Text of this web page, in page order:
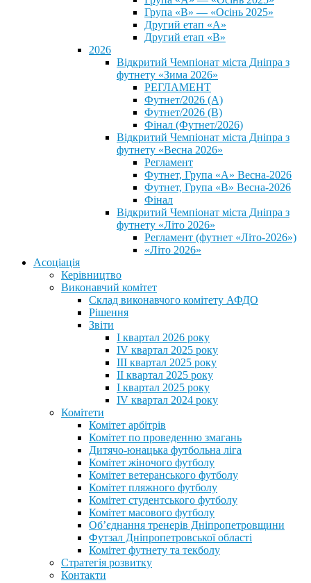
Група «В» — «Осінь 2025»
Другий етап «А»
Другий етап «В»
2026
Відкритий Чемпіонат міста Дніпра з
футнету «Зима 2026»
РЕГЛАМЕНТ
Футнет/2026 (А)
Футнет/2026 (В)
Фінал (Футнет/2026)
Відкритий Чемпіонат міста Дніпра з
футнету «Весна 2026»
Регламент
Футнет, Група «А» Весна-2026
Футнет, Група «В» Весна-2026
Фінал
Відкритий Чемпіонат міста Дніпра з
футнету «Літо 2026»
Регламент (футнет «Літо-2026»)
«Літо 2026»
Асоціація
Керівництво
Виконавчий комітет
Склад виконавчого комітету АФДО
Рішення
Звіти
I квартал 2026 року
IV квартал 2025 року
III квартал 2025 року
II квартал 2025 року
I квартал 2025 року
IV квартал 2024 року
Комітети
Комітет арбітрів
Комітет по проведенню змагань
Дитячо-юнацька футбольна ліга
Комітет жіночого футболу
Комітет ветеранського футболу
Комітет пляжного футболу
Комітет студентського футболу
Комітет масового футболу
Обʼєднання тренерів Дніпропетровщини
Футзал Дніпропетровської області
Комітет футнету та текболу
Стратегія розвитку
Контакти